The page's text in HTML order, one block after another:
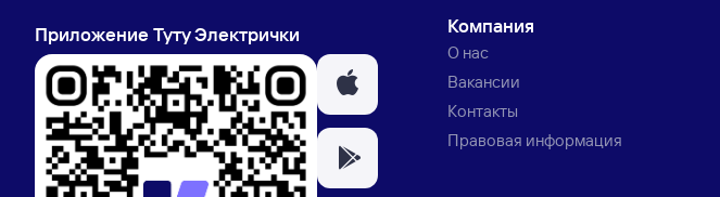
Приложение Туту Электрички Компания
О нас
Вакансии
Контакты
Правовая информация